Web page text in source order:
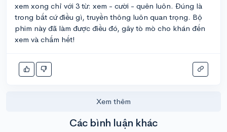
xem xong chỉ với 3 từ: xem - cười - quên luôn. Đúng là
trong bất cứ điều gì, truyền thông luôn quan trọng. Bộ
phim này đã làm được điều đó, gây tò mò cho khán đến
xem và chấm hết!
Xem thêm
Các bình luận khác